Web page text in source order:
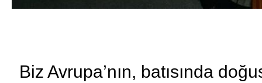
Biz Avrupa’nın, batısında